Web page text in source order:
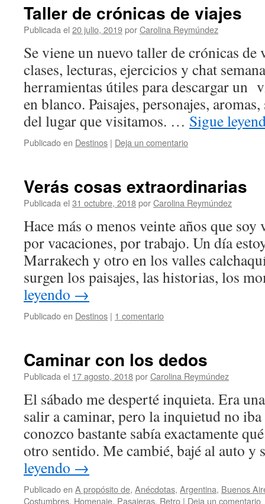
Taller de crónicas de viajes
Publicada el 20 julio, 2019porCarolina Reymúndez
Se viene un nuevo taller de crónicas de
clases, lecturas, ejercicios y chat
herramientas útiles para descargar un
en blanco. Paisajes, personajes,
del lugar que visitamos. … Sigue
Publicado en Destinos | Deja un comentario
Verás cosas extraordinarias
Publicada el 31 octubre, 2018porCarolina Reymúndez
Hace más o menos veinte años que
por vacaciones, por trabajo. Un día
Marrakech y otro en los valles
surgen los paisajes, las historias, los
leyendo →
Publicado en Destinos | 1 comentario
Caminar con los dedos
Publicada el 17 agosto, 2018porCarolina Reymúndez
El sábado me desperté inquieta. Era
salir a caminar, pero la inquietud no
conozco bastante sabía exactamente
otro sentido. Me cambié, bajé al auto
leyendo →
Publicado en A propósito de, Anécdotas, Argentina, Buenos
Costumbres, Homenaje, Pasajeras, Retro | Deja un comentario